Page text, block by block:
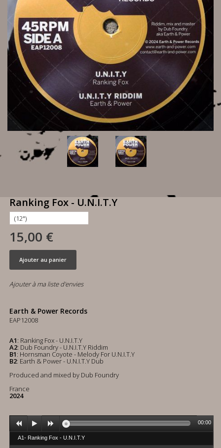
Ranking Fox - U.N.I.T.Y
15,00 €
Ajouter au panier
Ajouter à ma liste d'envies
Earth & Power Records
EAP12008
A1: Ranking Fox - U.N.I.T.Y
A2: Dub Foundry - U.N.I.T.Y Riddim
B1: Hornsman Coyote - Melody For U.N.I.T.Y
B2: Earth & Power - U.N.I.T.Y Dub
Produced and mixed by Dub Foundry
France
2024
A1- Ranking Fox - U.N.I.T.Y
00:00